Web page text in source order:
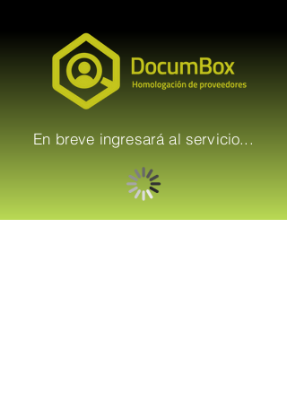
En breve ingresará al servicio...